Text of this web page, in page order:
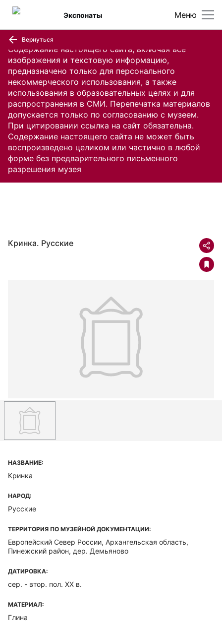
Содержание настоящего сайта, включая все
изображения и текстовую информацию,
предназначено только для персонального
некоммерческого использования, а также
использования в образовательных целях и для
распространения в СМИ. Перепечатка материалов
допускается только по согласованию с музеем.
При цитировании ссылка на сайт обязательна.
Содержание настоящего сайта не может быть
воспроизведено целиком или частично в любой
форме без предварительного письменного
разрешения музея
Меню
Экспонаты
Вернуться
Кринка. Русские
НАЗВАНИЕ:
Кринка
НАРОД:
Русские
ТЕРРИТОРИЯ ПО МУЗЕЙНОЙ ДОКУМЕНТАЦИИ:
Европейский Север России, Архангельская область,
Пинежский район, дер. Демьяново
ДАТИРОВКА:
сер. - втор. пол. XX в.
МАТЕРИАЛ:
Глина